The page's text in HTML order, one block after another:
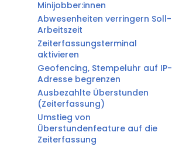
Minijobber:innen
Abwesenheiten verringern Soll-
Arbeitszeit
Zeiterfassungsterminal
aktivieren
Geofencing, Stempeluhr auf IP-
Adresse begrenzen
Ausbezahlte Überstunden
(Zeiterfassung)
Umstieg von
Überstundenfeature auf die
Zeiterfassung